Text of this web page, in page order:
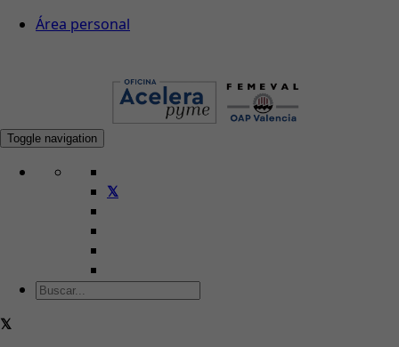
Área personal
Toggle navigation